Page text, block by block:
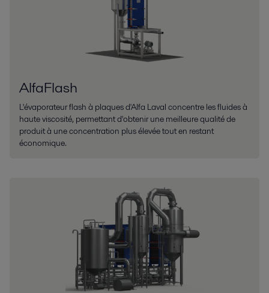
AlfaFlash
L'évaporateur flash à plaques d'Alfa Laval concentre les fluides à
haute viscosité, permettant d'obtenir une meilleure qualité de
produit à une concentration plus élevée tout en restant
économique.